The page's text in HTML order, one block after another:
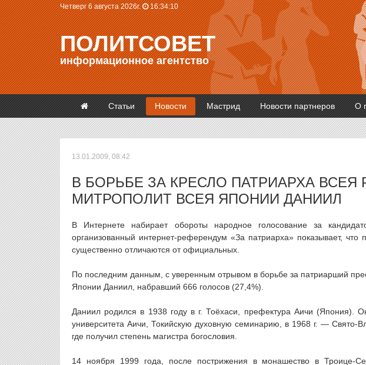
Четверг 6 августа 2026г. 16:34:10
ПОЛИТСОВЕТ
информационное агентство
Статьи Новости Мастрид Новости партнеров О
13.01.2009, 08:42
В БОРЬБЕ ЗА КРЕСЛО ПАТРИАРХА ВСЕЯ
МИТРОПОЛИТ ВСЕЯ ЯПОНИИ ДАНИИЛ
В Интернете набирает обороты народное голосование за
организованный интернет-референдум «За патриарха» показывает, что
существенно отличаются от официальных.
По последним данным, с уверенным отрывом в борьбе за патриарший
Японии Даниил, набравший 666 голосов (27,4%).
Даниил родился в 1938 году в г. Тоёхаси, префектура Аичи (Япония).
университета Аичи, Токийскую духовную семинарию, в 1968 г. —
где получил степень магистра богословия.
14 ноября 1999 года, после пострижения в монашество в Троице-